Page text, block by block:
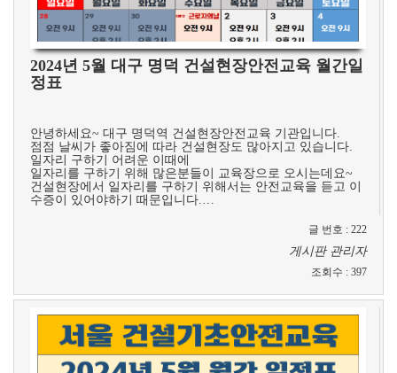
2024년 5월 대구 명덕 건설현장안전교육 월간일
정표
안녕하세요~ 대구 명덕역 건설현장안전교육 기관입니다.
점점 날씨가 좋아짐에 따라 건설현장도 많아지고 있습니다.
일자리 구하기 어려운 이때에
일자리를 구하기 위해 많은분들이 교육장으로 오시는데요~
건설현장에서 일자리를 구하기 위해서는 안전교육을 듣고 이
수증이 있어야하기 때문입니다.…
글 번호 : 222
게시판 관리자
조회수 : 397